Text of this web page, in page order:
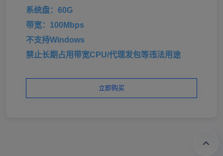
系统盘：60G
带宽：100Mbps
不支持Windows
禁止长期占用带宽CPU/代理发包等违法用途
立即购买